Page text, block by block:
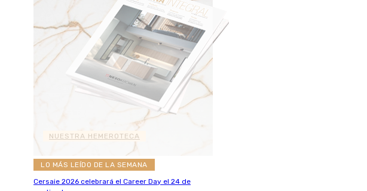
NUESTRA HEMEROTECA
LO MÁS LEÍDO DE LA SEMANA
Cersaie 2026 celebrará el Career Day el 24 de